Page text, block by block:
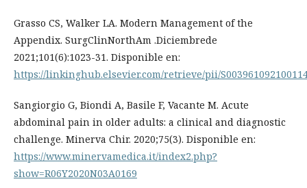
Grasso CS, Walker LA. Modern Management of the
Appendix. SurgClinNorthAm .Diciembrede
2021;101(6):1023-31. Disponible en:
https://linkinghub.elsevier.com/retrieve/pii/
Sangiorgio G, Biondi A, Basile F, Vacante M. Acute
abdominal pain in older adults: a clinical and diagnostic
challenge. Minerva Chir. 2020;75(3). Disponible en:
https://www.minervamedica.it/index2.php?
show=R06Y2020N03A0169